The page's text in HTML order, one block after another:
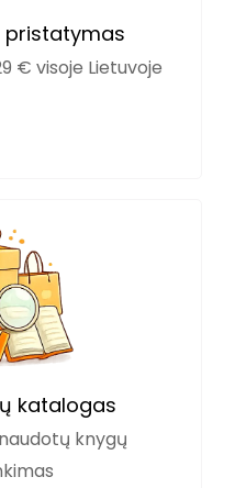
pristatymas
€ visoje Lietuvoje
katalogas
knygų